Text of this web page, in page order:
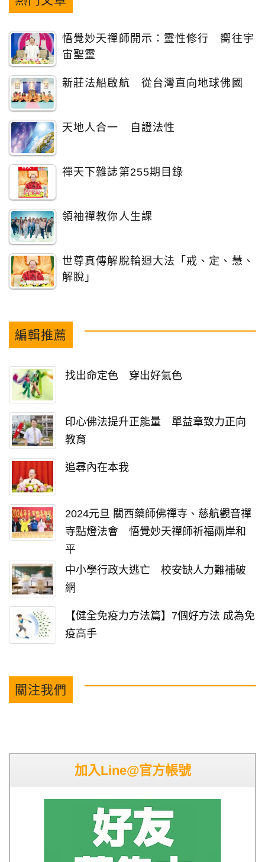
悟覺妙天禪師開示：靈性修行 嚮往宇
宙聖靈
新莊法船啟航 從台灣直向地球佛國
天地人合一 自證法性
禪天下雜誌第255期目錄
領袖禪教你人生課
世尊真傳解脫輪迴大法「戒、定、慧、
解脫」
編輯推薦
找出命定色 穿出好氣色
印心佛法提升正能量 單益章致力正向
教育
追尋內在本我
2024元旦 關西藥師佛禪寺、慈航觀音禪
寺點燈法會 悟覺妙天禪師祈福兩岸和
平
中小學行政大逃亡 校安缺人力難補破
網
【健全免疫力方法篇】7個好方法 成為免
疫高手
關注我們
加入Line@官方帳號